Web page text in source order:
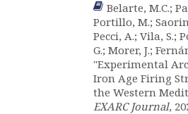
Belarte, M.C.;
Portillo, M.;
Pecci, A.; Vila, S.;
G.; Morer, J.;
"Experimental
Iron Age Firing
the Western
EXARC Journal,